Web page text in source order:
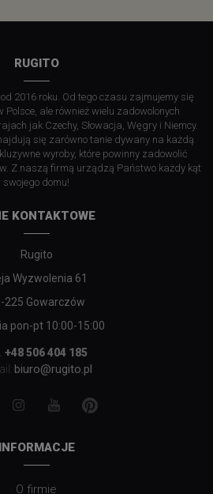
RUGITO
2016 roku. Od tego czasu zajmujemy się
Polsce, ale również wielu zadowolonych
jak Czechy, Słowacja, Węgry i Niemcy.
się zarówno tanie dywany na każdą
wyroby, które powinny zadowolić
Z naszą firmą urządzą Państwo każdy kąt
swojego domu!
KONTAKTOWE
Rugito
Wyzwolenia 61
225 Gowarczów
pon-pt 10:00-15:00
+48 506 404 185
biuro@rugito.pl
INFORMACJE
O firmie